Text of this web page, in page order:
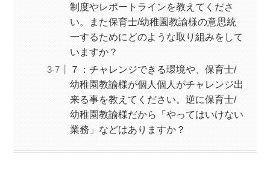
制度やレポートラインを教えてくださ
い。また保育士/幼稚園教諭様の意思統
一するためにどのような取り組みをして
いますか？
７：チャレンジできる環境や、保育士/
幼稚園教諭様が個人個人がチャレンジ出
来る事を教えてください。逆に保育士/
幼稚園教諭様だから「やってはいけない
業務」などはありますか？